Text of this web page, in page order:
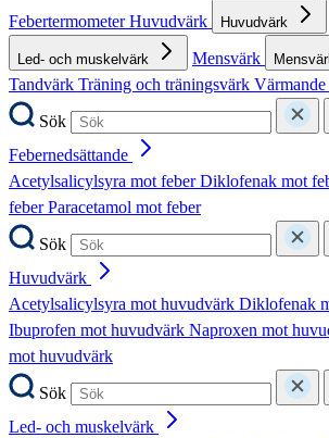
FebertermometerHuvudvärk Huvudvärk
Led- och muskelvärk Mensvärk
Tandvärk Träning och träningsvärk
Sök
Febernedsättande
Acetylsalicylsyra mot feberDiklofenak mot
feberParacetamol mot feber
Sök
Huvudvärk
Acetylsalicylsyra mot huvudvärk Diklofenak
Ibuprofen mot huvudvärk Naproxen mot
mot huvudvärk
Sök
Led- och muskelvärk